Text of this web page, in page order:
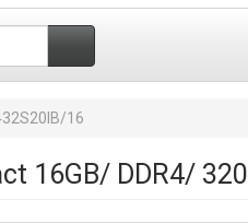
16
16GB/ DDR4/